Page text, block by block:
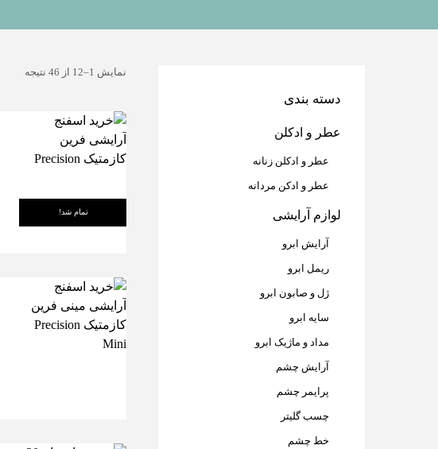
دسته بندی
عطر و ادکلن
عطر و ادکلن زنانه
عطر و ادکن مردانه
لوازم آرایشی
آرایش ابرو
ریمل ابرو
ژل و صابون ابرو
سایه ابرو
مداد و ماژیک ابرو
آرایش چشم
پرایمر چشم
چسب گلیتر
خط چشم
نمایش 1–12 از 46 نتیجه
تمام شد!